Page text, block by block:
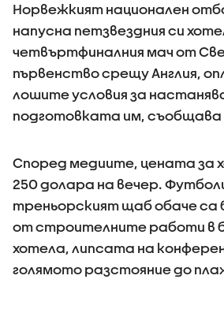
Норвежкият национален
напусна петзвездния си
четвъртфиналния мач от
първенство срещу Англия,
лошите условия за
подготовката им, съобщава
Според медиите, цената за
250 долара на вечер.
треньорският щаб обаче са
от строителните работи в
хотела, липсата на
голямото разстояние до